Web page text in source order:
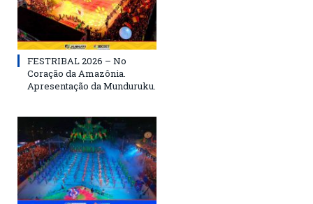
FESTRIBAL 2026 – No
Coração da Amazônia.
Apresentação da Munduruku.